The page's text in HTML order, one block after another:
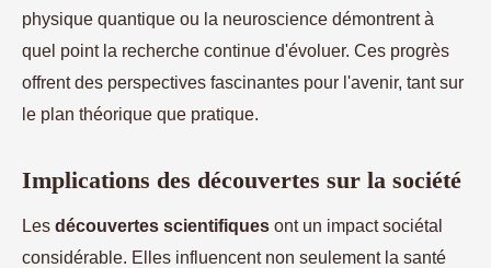
physique quantique ou la neuroscience démontrent à
quel point la recherche continue d'évoluer. Ces progrès
offrent des perspectives fascinantes pour l'avenir, tant sur
le plan théorique que pratique.
Implications des découvertes sur la société
Les découvertes scientifiques ont un impact sociétal
considérable. Elles influencent non seulement la santé